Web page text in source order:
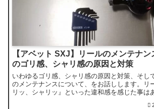
【アベット SXJ】リールのメンテナ
のゴリ感、シャリ感の原因と対策
いわゆるゴリ感、シャリ感の原因と対策、そし
のメンテナンスについて、をお話しします。リ
リッ、シャリッ』といった違和感を感じた事は